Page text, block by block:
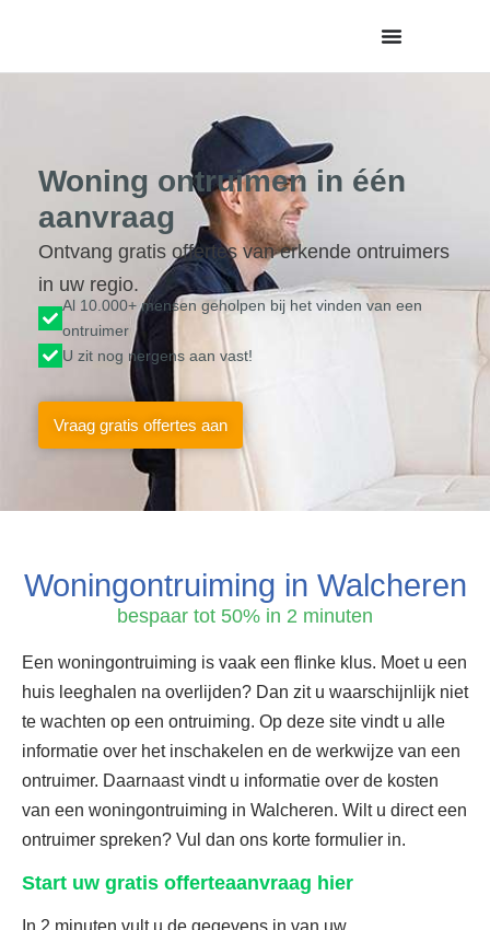
Woning ontruimen in één
aanvraag
Ontvang gratis offertes van erkende ontruimers
in uw regio.
Al 10.000+ mensen geholpen bij het vinden van een
ontruimer
U zit nog nergens aan vast!
Vraag gratis offertes aan
Woningontruiming in Walcheren
bespaar tot 50% in 2 minuten
Een woningontruiming is vaak een flinke klus. Moet u een
huis leeghalen na overlijden? Dan zit u waarschijnlijk niet
te wachten op een ontruiming. Op deze site vindt u alle
informatie over het inschakelen en de werkwijze van een
ontruimer. Daarnaast vindt u informatie over de kosten
van een woningontruiming in Walcheren. Wilt u direct een
ontruimer spreken? Vul dan ons korte formulier in.
Start uw gratis offerteaanvraag hier
In 2 minuten vult u de gegevens in van uw